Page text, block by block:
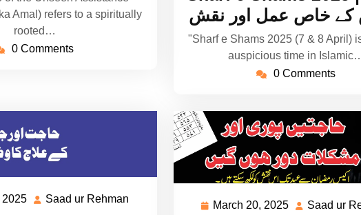
Amal) refers to a spiritually
rooted…
0 Comments
خاص عمل اور نقش
"Sharf e Shams 2025 (7 & 8 April)
auspicious time in
0 Comments
2025 MarchSaad ur Rehman
March 20, 2025 MarchSaad ur